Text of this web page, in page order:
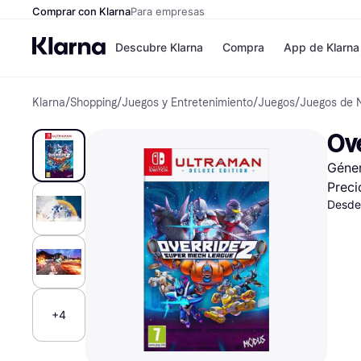
Comprar con KlarnaPara empresas
Descubre Klarna
Formas de
Paga ahora
Paga en 3 plazos
Paga en 30 días
Financiación
Klarna en Apple
Compra
Tiendas
Zalando
JD Sports
App de Klarna
Klarna/Shopping/Juegos y Entretenimiento/Juegos/Juegos de
+4